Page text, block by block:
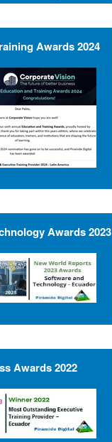
Awards 2024
Awards 2023
Awards 2022